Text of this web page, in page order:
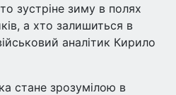
зустріне зиму в полях
а хто залишиться в
аналітик Кирило
стане зрозумілою в